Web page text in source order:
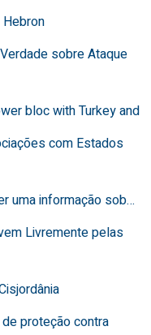
sobre Ataque
bloc with Turkey and
com Estados
uma informação sob…
Livremente pelas
proteção contra